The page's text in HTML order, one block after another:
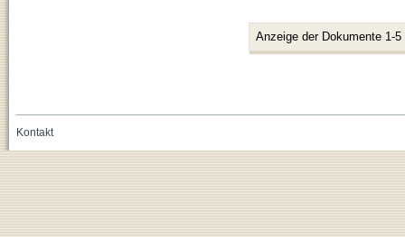
Anzeige der Dokumente 1-5
Kontakt